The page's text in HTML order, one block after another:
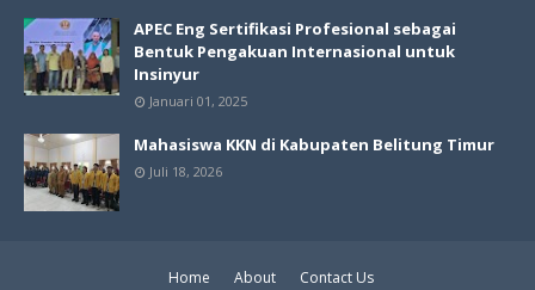
APEC Eng Sertifikasi Profesional sebagai
Bentuk Pengakuan Internasional untuk
Insinyur
Januari 01, 2025
Mahasiswa KKN di Kabupaten Belitung Timur
Juli 18, 2026
Home About Contact Us